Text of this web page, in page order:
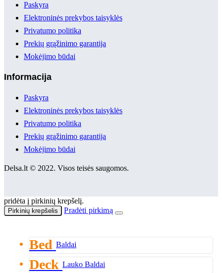
Paskyra
Elektroninės prekybos taisyklės
Privatumo politika
Prekių grąžinimo garantija
Mokėjimo būdai
Informacija
Paskyra
Elektroninės prekybos taisyklės
Privatumo politika
Prekių grąžinimo garantija
Mokėjimo būdai
Delsa.lt © 2022. Visos teisės saugomos.
pridėta į pirkinių krepšelį.
Pirkinių krepšelis Pradėti pirkimą
Bed Baldai
Deck Lauko Baldai